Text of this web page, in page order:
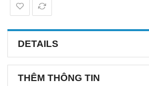
DETAILS
THÊM THÔNG TIN